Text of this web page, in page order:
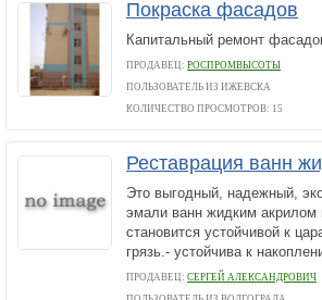
Покраска фасадов
Капитальный ремонт
ПРОДАВЕЦ: РОСПРОМВЫСОТЫ
ПОЛЬЗОВАТЕЛЬ ИЗ ИЖЕВСКА
КОЛИЧЕСТВО ПРОСМОТРОВ: 15
Реставрация ванн
Это выгодный, надежный,
эмали ванн жидким
становится устойчивой к
грязь.- устойчива к
ПРОДАВЕЦ: СЕРГЕЙ АЛЕКСАНДРОВИЧ